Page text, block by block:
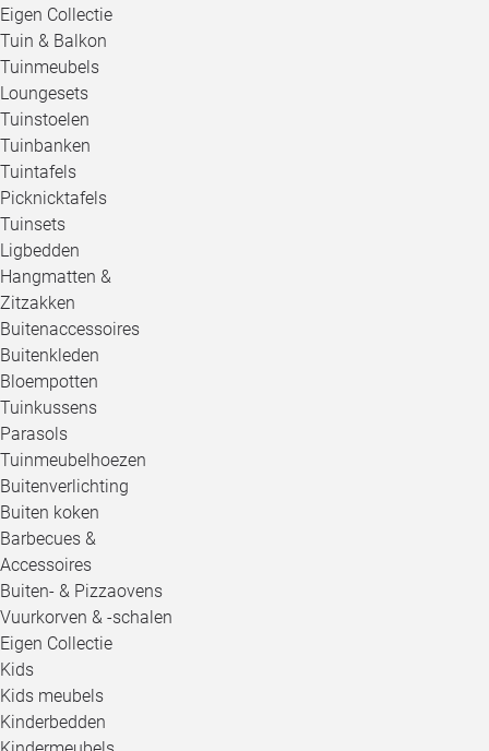
Eigen Collectie
Tuin & Balkon
Tuinmeubels
Loungesets
Tuinstoelen
Tuinbanken
Tuintafels
Picknicktafels
Tuinsets
Ligbedden
Hangmatten &
Zitzakken
Buitenaccessoires
Buitenkleden
Bloempotten
Tuinkussens
Parasols
Tuinmeubelhoezen
Buitenverlichting
Buiten koken
Barbecues &
Accessoires
Buiten- & Pizzaovens
Vuurkorven & -schalen
Eigen Collectie
Kids
Kids meubels
Kinderbedden